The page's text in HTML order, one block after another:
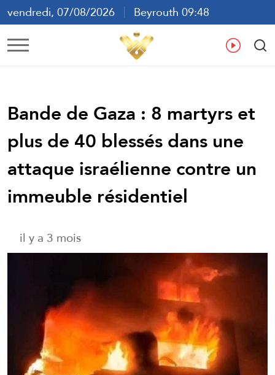
vendredi, 07/08/2026
Beyrouth 09:48
ع
Bande de Gaza : 8 martyrs et
plus de 40 blessés dans une
attaque israélienne contre un
immeuble résidentiel
il y a 3 mois